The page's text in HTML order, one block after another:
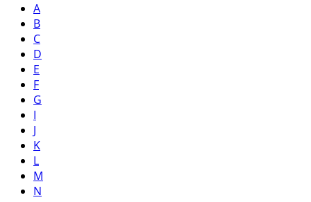
A
B
C
D
E
F
G
I
J
K
L
M
N